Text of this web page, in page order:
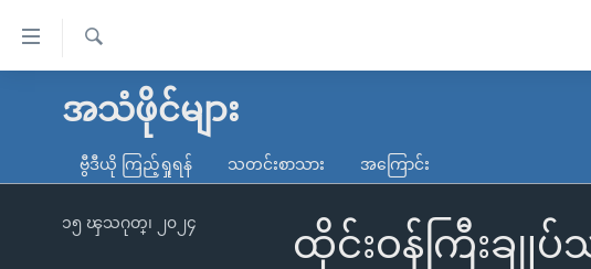
လွယ်ကူ
သည့်
မူလစာမျက်နှာ
ကမ္ဘာ့သတင်းများ
နိုင်ငံတကာ
ရ
အသံဖိုင်များ
ဗွီဒီယို ကြည့်ရှုရန် သတင်းစာသား အကြောင်း
ထိုင်းဝန်ကြီးချု
၁၅ ၾသဂုတ္၊ ၂၀၂၄